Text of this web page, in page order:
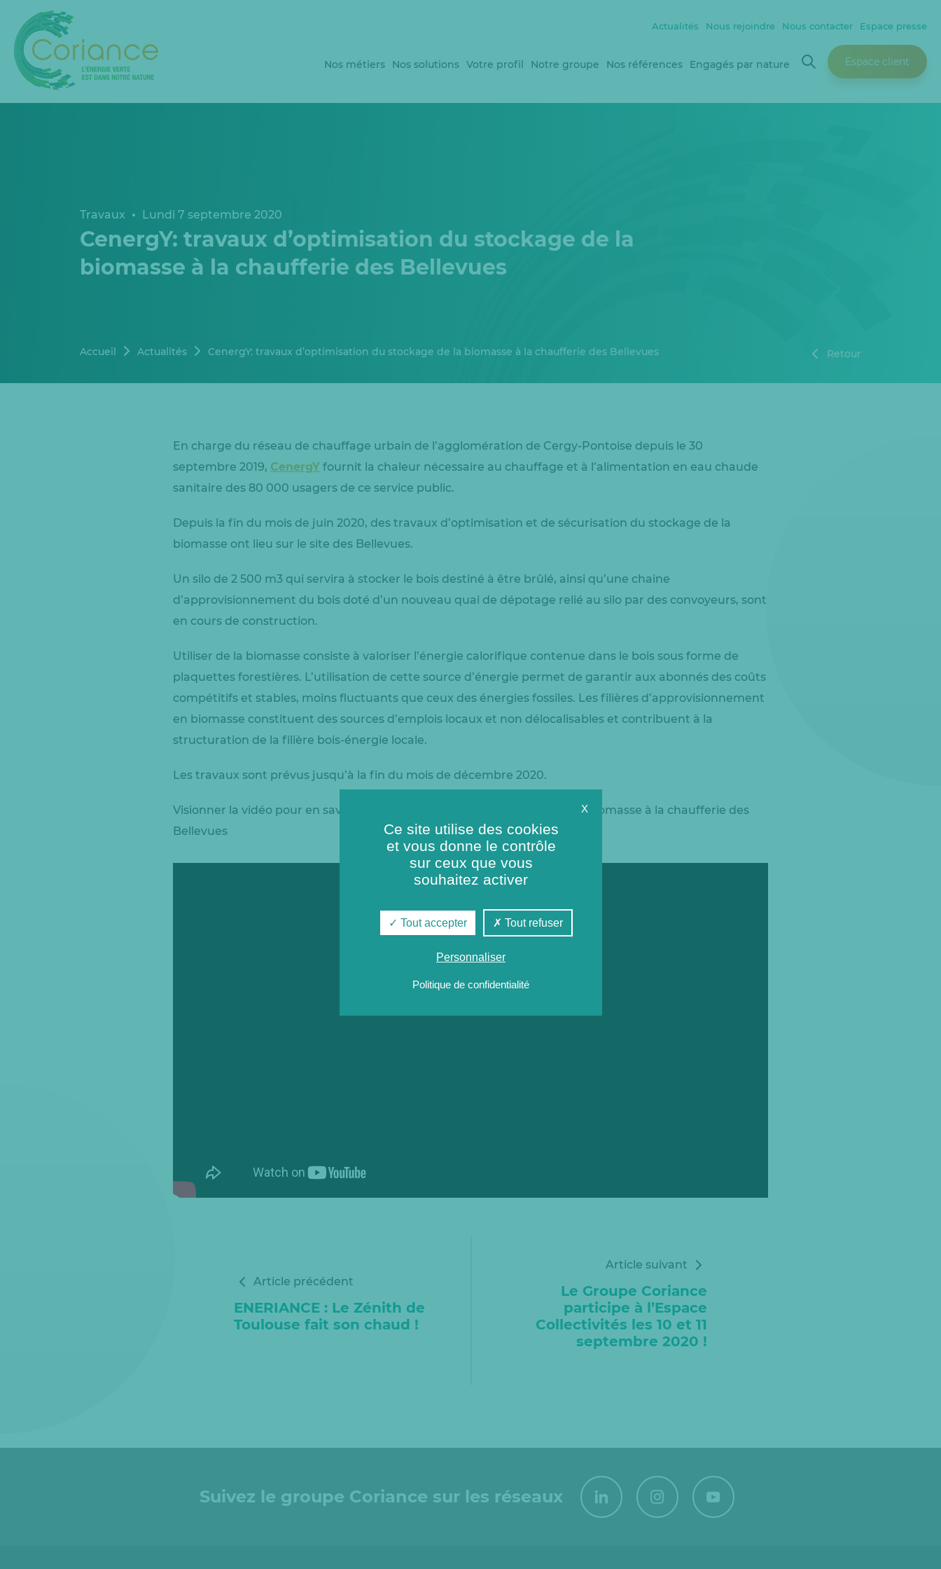
Actualités Nous rejoindre Nous contacter Espace presse
Nos métiers Nos solutions Votre profil Notre groupe Nos références Engagés par nature Espace client
Travaux Lundi 7 septembre 2020
CenergY: travaux d’optimisation du stockage de la
biomasse à la chaufferie des Bellevues
Accueil Actualités CenergY: travaux d’optimisation du stockage de la biomasse à la chaufferie des Bellevues Retour
En charge du réseau de chauffage urbain de l’agglomération de Cergy-Pontoise depuis le 30
septembre 2019, CenergY fournit la chaleur nécessaire au chauffage et à l’alimentation en eau chaude
sanitaire des 80 000 usagers de ce service public.
Depuis la fin du mois de juin 2020, des travaux d’optimisation et de sécurisation du stockage de la
biomasse ont lieu sur le site des Bellevues.
Un silo de 2 500 m3 qui servira à stocker le bois destiné à être brûlé, ainsi qu’une chaine
d’approvisionnement du bois doté d’un nouveau quai de dépotage relié au silo par des convoyeurs, sont
en cours de construction.
Utiliser de la biomasse consiste à valoriser l’énergie calorifique contenue dans le bois sous forme de
plaquettes forestières. L’utilisation de cette source d’énergie permet de garantir aux abonnés des coûts
compétitifs et stables, moins fluctuants que ceux des énergies fossiles. Les filières d’approvisionnement
en biomasse constituent des sources d’emplois locaux et non délocalisables et contribuent à la
structuration de la filière bois-énergie locale.
Les travaux sont prévus jusqu’à la fin du mois de décembre 2020.
Visionner la vidéo pour en savoir plus sur les travaux d’optimisation de la biomasse à la chaufferie des
Bellevues
Article précédent
ENERIANCE : Le Zénith de
Toulouse fait son chaud !
Article suivant
Le Groupe Coriance
participe à l’Espace
Collectivités les 10 et 11
septembre 2020 !
Suivez le groupe Coriance sur les réseaux
X
Ce site utilise des cookies
et vous donne le contrôle
sur ceux que vous
souhaitez activer
Tout accepter Tout refuser
Personnaliser
Politique de confidentialité